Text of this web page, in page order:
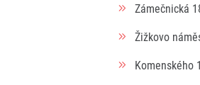
Zámečnická
Žižkovo
Komenského